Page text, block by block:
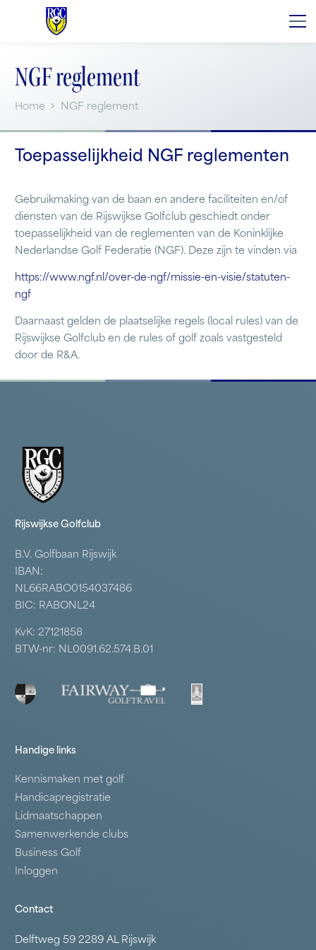
NGF reglement
Home NGF reglement
Toepasselijkheid NGF reglementen
Gebruikmaking van de baan en andere faciliteiten en/of
diensten van de Rijswijkse Golfclub geschiedt onder
toepasselijkheid van de reglementen van de Koninklijke
Nederlandse Golf Federatie (NGF). Deze zijn te vinden via
https://www.ngf.nl/over-de-ngf/missie-en-visie/statuten-
ngf
Daarnaast gelden de plaatselijke regels (local rules) van de
Rijswijkse Golfclub en de rules of golf zoals vastgesteld
door de R&A.
Rijswijkse Golfclub
B.V. Golfbaan Rijswijk
IBAN:
NL66RABO0154037486
BIC: RABONL24
KvK: 27121858
BTW-nr: NL0091.62.574.B.01
Handige links
Kennismaken met golf
Handicapregistratie
Lidmaatschappen
Samenwerkende clubs
Business Golf
Inloggen
Contact
Delftweg 59 2289 AL Rijswijk